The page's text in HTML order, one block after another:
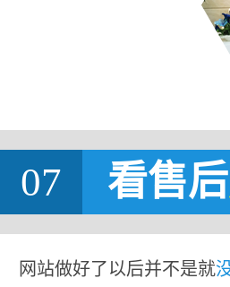
07 看售后
网站做好了以后并不是就